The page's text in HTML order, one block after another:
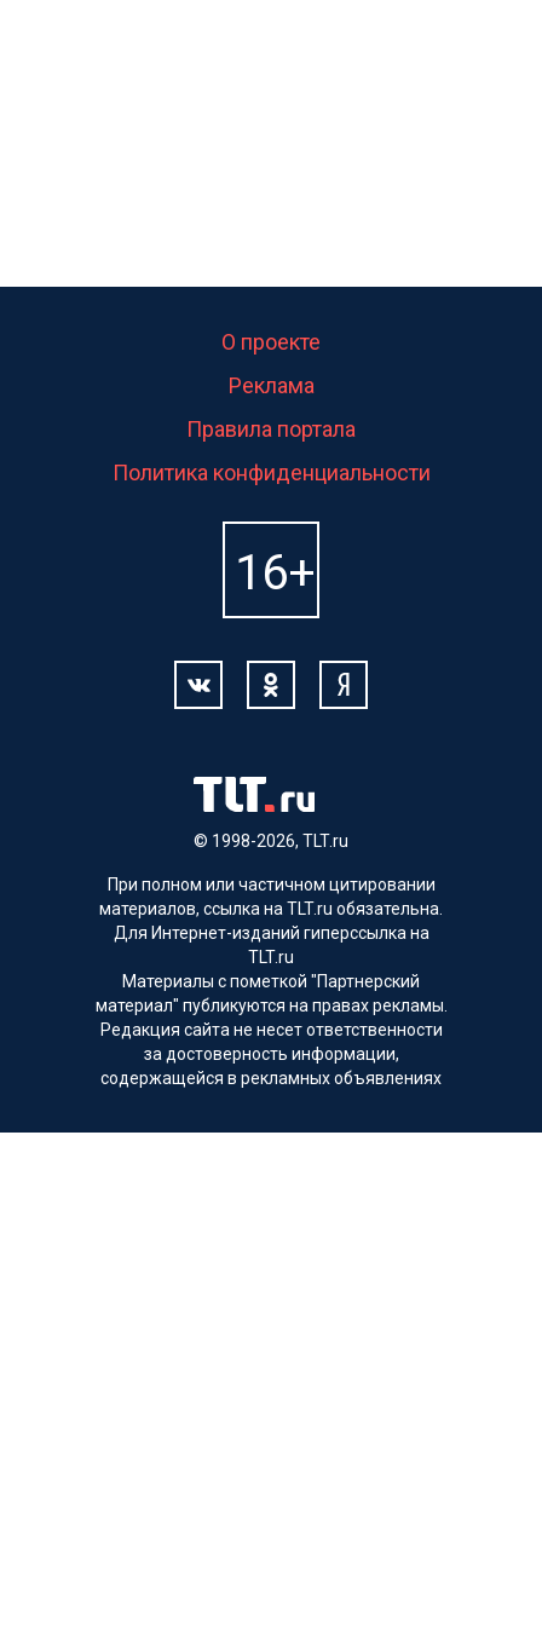
© 1998-2026, TLT.ru
О проекте
Реклама
Правила портала
Политика конфиденциальности
При полном или частичном цитировании
материалов, ссылка на TLT.ru обязательна.
Для Интернет-изданий гиперссылка на
TLT.ru
Материалы с пометкой "Партнерский
материал" публикуются на правах рекламы.
Редакция сайта не несет ответственности
за достоверность информации,
содержащейся в рекламных объявлениях